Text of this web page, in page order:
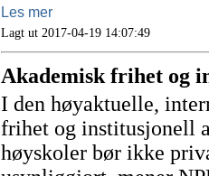
Les mer
Lagt ut 2017-04-19 14:07:49
Akademisk frihet og
I den høyaktuelle,
frihet og institusjonell
høyskoler bør ikke